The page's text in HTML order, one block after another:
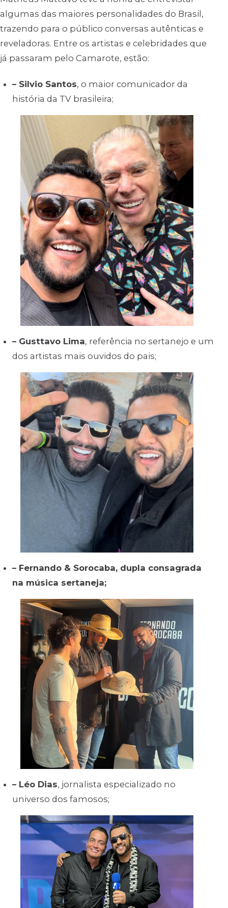
algumas das maiores personalidades do Brasil,
trazendo para o público conversas autênticas e
reveladoras. Entre os artistas e celebridades que
já passaram pelo Camarote, estão:
– Silvio Santos, o maior comunicador da
história da TV brasileira;
– Gusttavo Lima, referência no sertanejo e um
dos artistas mais ouvidos do pais;
– Fernando & Sorocaba, dupla consagrada
na música sertaneja;
– Léo Dias, jornalista especializado no
universo dos famosos;